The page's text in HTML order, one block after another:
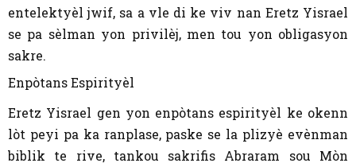
entelektyèl jwif, sa a vle di ke viv nan Eretz Yisrael
se pa sèlman yon privilèj, men tou yon obligasyon
sakre.
Enpòtans Espirityèl
Eretz Yisrael gen yon enpòtans espirityèl ke okenn
lòt peyi pa ka ranplase, paske se la plizyè evènman
biblik te rive, tankou sakrifis Abraram sou Mòn